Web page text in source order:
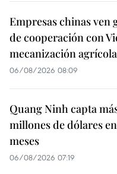
Empresas chinas ven
de cooperación con
mecanización agrícola
06/08/2026 08:09
Quang Ninh capta
millones de dólares
meses
06/08/2026 07:19